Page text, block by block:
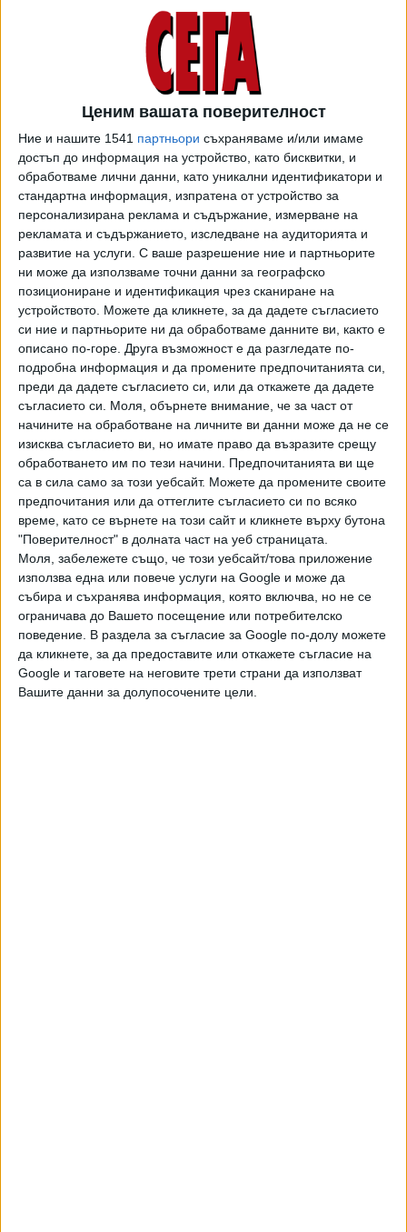
Ценим вашата поверителност
Ние и нашите 1541 партньори съхраняваме и/или имаме
достъп до информация на устройство, като бисквитки, и
обработваме лични данни, като уникални идентификатори и
стандартна информация, изпратена от устройство за
персонализирана реклама и съдържание, измерване на
рекламата и съдържанието, изследване на аудиторията и
развитие на услуги. С ваше разрешение ние и партньорите
ни може да използваме точни данни за географско
позициониране и идентификация чрез сканиране на
устройството. Можете да кликнете, за да дадете съгласието
си ние и партньорите ни да обработваме данните ви, както е
описано по-горе. Друга възможност е да разгледате по-
подробна информация и да промените предпочитанията си,
преди да дадете съгласието си, или да откажете да дадете
съгласието си.
Моля, обърнете внимание, че за част от
начините на обработване на личните ви данни може да не се
изисква съгласието ви, но имате право да възразите срещу
обработването им по тези начини. Предпочитанията ви ще
са в сила само за този уебсайт. Можете да промените своите
предпочитания или да оттеглите съгласието си по всяко
време, като се върнете на този сайт и кликнете върху бутона
"Поверителност" в долната част на уеб страницата.
Моля, забележете също, че този уебсайт/това приложение
използва една или повече услуги на Google и може да
събира и съхранява информация, която включва, но не се
ограничава до Вашето посещение или потребителско
поведение. В раздела за съгласие за Google по-долу можете
да кликнете, за да предоставите или откажете съгласие на
Google и таговете на неговите трети страни да използват
Вашите данни за долупосочените цели.
практически смисъл, защото много бързо уча. Смятам
да прелея този бизнес опит и в политиката. Нашата
стратегия в ИТН е, че изпълнителната власт е много
добре сработен мениджърски екип", коментира
Той е категоричен, че държавата ни не е имала премиер
като него. "Човек, който идва от бизнес средите. Аз съм
амалгама между бизнес опит и хуманитарно
образование", каза Николов. Според него, ако стане
премиер, няма да бъде най-силният човек в държавата,
защото решенията ще се вземат след обсъждане.
"Няма да вземам лично аз решенията в управлението.
Такъв опит вече имахме 12 г. и знаем до какво доведе.
Всички решения при нас се вземат на демократичен
принцип", заяви той.
Николов съобщи още, че предстоят консултации за
подкрепа на правителството на ИТН. Предложенията за
министри пък ще бъдат обявени преди гласуването на
кабинета в Народното събрание. Той обаче отказа да
назове имена и дали сред тях има представители на
служебното правителство. На въпрос дали ИТН са
готови да сключат споразумение с останалите
партии Николов отговори: "Ние искаме да приложим
своите политики. Ако това иска обвързване в
юридически смисъл, ще го направим. При всички
случаи това ще бъде кабинет на малцинството".
Сред прироритетите на кандидата за премиер са
образованието, иновациите и културата. "Искам да
направя България просветена страна", изтъкна той.
Другите приоритети са фундаментална съдебна